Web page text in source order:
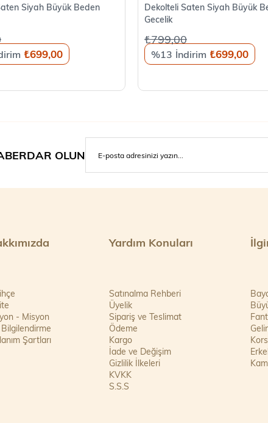
Siyah Büyük Beden
₺699,00
Dekolteli Saten Siyah Büyük
Gecelik
%13 ₺699,00
₺799,00
OLUN
- Misyon
Şartları
Yardım Konuları
Satınalma Rehberi
Üyelik
Sipariş ve Teslimat
Ödeme
Kargo
İade ve Değişim
Gizlilik İlkeleri
KVKK
S.S.S